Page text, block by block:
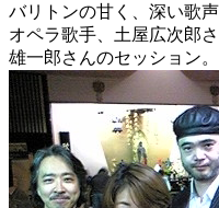
バリトンの甘く、深い歌
オペラ歌手、土屋広次郎
雄一郎さんのセッション。